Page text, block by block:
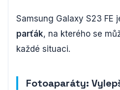
Samsung Galaxy S23 FE
parťák, na kterého se
každé situaci.
Fotoaparáty: